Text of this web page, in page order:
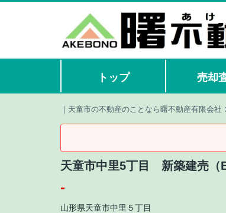
トップ 売却
｜天童市の不動産のことなら曙不動産有限会社
天童市中里5丁目 新築建売（B
-
山形県天童市中里 ５丁目